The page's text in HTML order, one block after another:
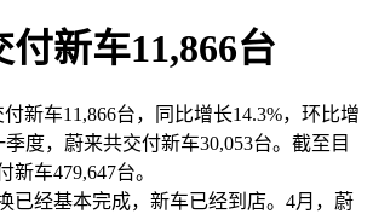
新车11,866台
新车11,866台，同比增长14.3%，环比增
季度，蔚来共交付新车30,053台。截至目
车479,647台。
已经基本完成，新车已经到店。4月，蔚